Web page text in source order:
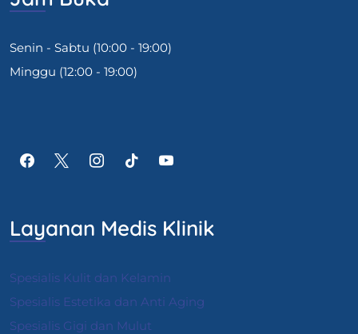
Senin - Sabtu (10:00 - 19:00)
Minggu (12:00 - 19:00)
Layanan Medis Klinik
Spesialis Kulit dan Kelamin
Spesialis Estetika dan Anti Aging
Spesialis Gigi dan Mulut